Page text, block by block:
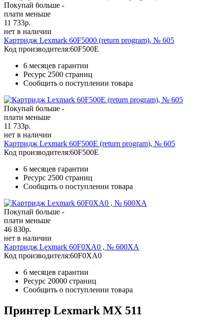
Покупай больше -
плати меньше
11 733р.
нет в наличии
Картридж Lexmark 60F5000 (return program), № 605
Код производителя:60F500E
6 месяцев гарантии
Ресурс 2500 страниц
Сообщить о поступлении товара
Покупай больше -
плати меньше
11 733р.
нет в наличии
Картридж Lexmark 60F500E (return program), № 605
Код производителя:60F500E
6 месяцев гарантии
Ресурс 2500 страниц
Сообщить о поступлении товара
Покупай больше -
плати меньше
46 830р.
нет в наличии
Картридж Lexmark 60F0XA0 , № 600XA
Код производителя:60F0XA0
6 месяцев гарантии
Ресурс 20000 страниц
Сообщить о поступлении товара
Принтер Lexmark MX 511